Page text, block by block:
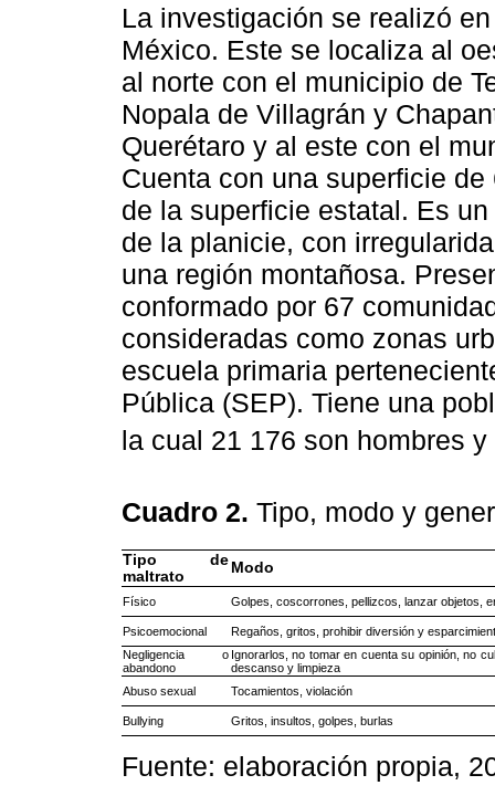
La investigación se realizó
México. Este se localiza al
al norte con el municipio de
Nopala de Villagrán y
Querétaro y al este con el
Cuenta con una superficie
de la superficie estatal. Es
de la planicie, con
una región montañosa.
conformado por 67
consideradas como zonas
escuela primaria
Pública (SEP). Tiene una
la cual 21 176 son hombres
Cuadro 2. Tipo, modo y
Tipo de
maltrato
Modo
Físico Golpes, coscorrones, pellizcos, lanzar objetos,
Psicoemocional
Regaños, gritos, prohibir diversión y
Negligencia o
abandono
Ignorarlos, no tomar en cuenta su opinión, no
descanso y limpieza
Abuso sexual
Tocamientos, violación
Bullying Gritos, insultos, golpes, burlas
Fuente: elaboración propia,